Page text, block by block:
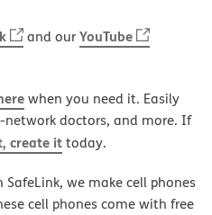
and ourYouTube
when you need it. Easily
network doctors, and more. If
create ittoday.
we make cell phones
cell phones come with free